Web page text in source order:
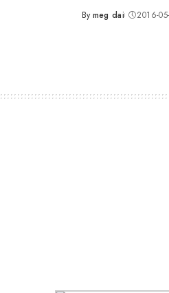
Posted
By meg dai 2016-